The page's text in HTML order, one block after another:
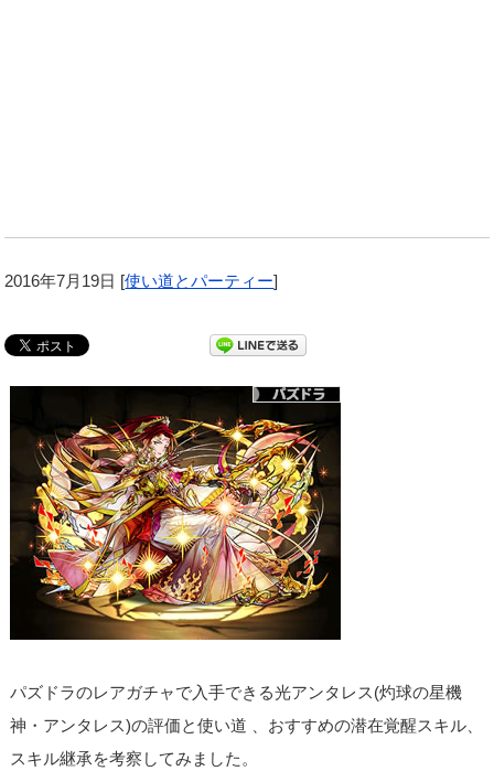
2016年7月19日 [使い道とパーティー]
パズドラのレアガチャで入手できる光アンタレス(灼球の星機
神・アンタレス)の評価と使い道 、おすすめの潜在覚醒スキル、
スキル継承を考察してみました。